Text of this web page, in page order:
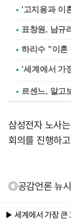
'고지용과 이
표창원, 남규
하리수 "이혼
르센느, 알고
삼성전자 노사
회의를 진행하
◎공감언론 뉴